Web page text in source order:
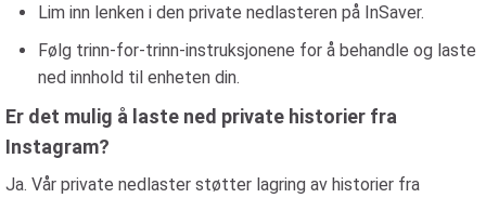
Lim inn lenken i den private nedlasteren på InSaver.
Følg trinn-for-trinn-instruksjonene for å behandle og laste
ned innhold til enheten din.
Er det mulig å laste ned private historier fra
Instagram?
Ja. Vår private nedlaster støtter lagring av historier fra